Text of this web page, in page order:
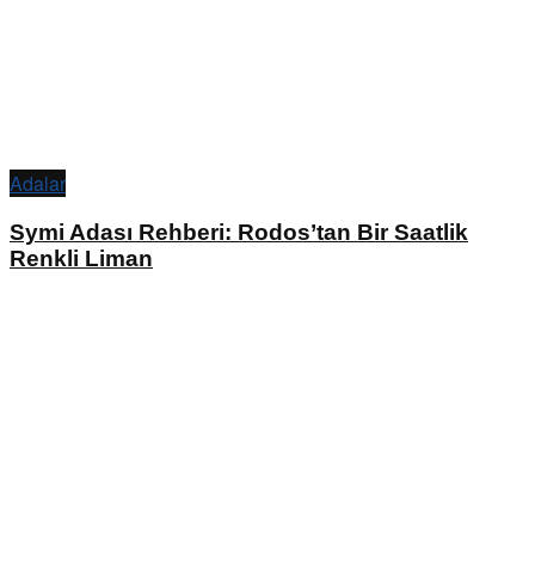
Adalar
Symi Adası Rehberi: Rodos’tan Bir Saatlik
Renkli Liman